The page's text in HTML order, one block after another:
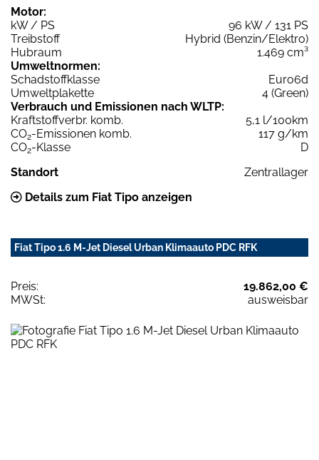
Motor:
kW / PS
96 kW / 131 PS
Treibstoff
Hybrid (Benzin/Elektro)
Hubraum
1.469 cm³
Umweltnormen:
Schadstoffklasse
Euro6d
Umweltplakette
4 (Green)
Verbrauch und Emissionen nach WLTP:
Kraftstoffverbr. komb.
5,1 l/100km
CO2-Emissionen komb.
117 g/km
CO2-Klasse
D
Standort
Zentrallager
Details zum Fiat Tipo anzeigen
Fiat Tipo 1.6 M-Jet Diesel Urban Klimaauto PDC RFK
Preis:
19.862,00 €
MWSt:
ausweisbar